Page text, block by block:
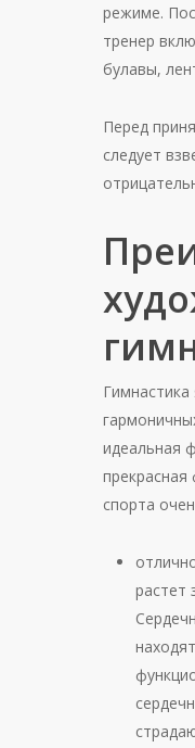
режиме.
тренер
булавы,
Перед
следует
идеальная
спорта
растет